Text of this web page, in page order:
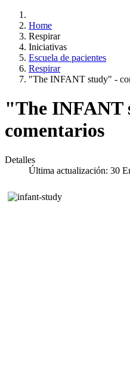
Home
Respirar
Iniciativas
Escuela de pacientes
Respirar
"The INFANT study" -
"The INFANT
comentarios
Detalles
Última actualización: 30